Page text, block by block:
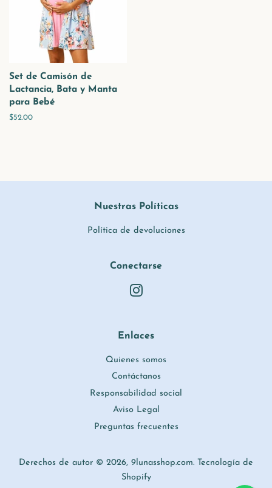
Set de Camisón de
Lactancia, Bata y Manta
para Bebé
Precio
$52.00
Nuestras Políticas
Política de devoluciones
Conectarse
Enlaces
Quienes somos
Contáctanos
Responsabilidad social
Aviso Legal
Preguntas frecuentes
Derechos de autor © 2026, 9lunasshop.com. Tecnología de
Shopify